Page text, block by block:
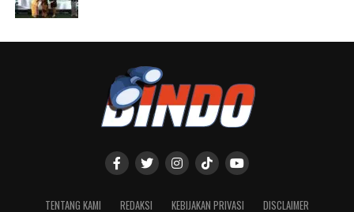
TENTANG KAMI REDAKSI KEBIJAKAN PRIVASI DISCLAIMER